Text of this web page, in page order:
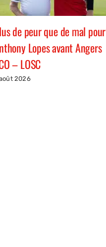
de peur que de mal pour
Lopes avant Angers
– LOSC
2026